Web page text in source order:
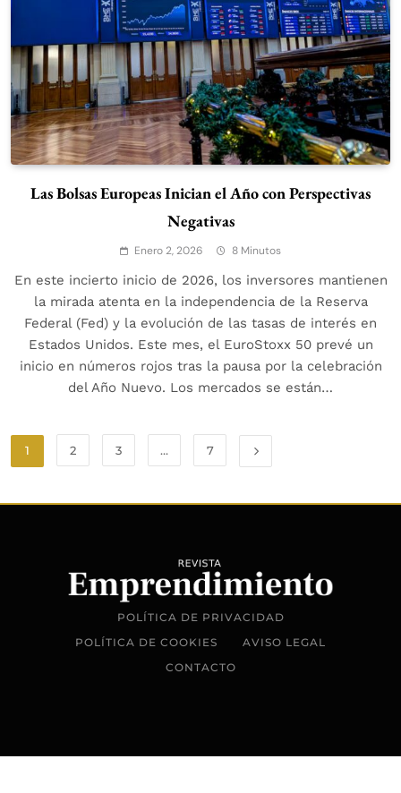
Las Bolsas Europeas Inician el Año con Perspectivas
Negativas
Enero 2, 2026 8 Minutos
En este incierto inicio de 2026, los inversores mantienen
la mirada atenta en la independencia de la Reserva
Federal (Fed) y la evolución de las tasas de interés en
Estados Unidos. Este mes, el EuroStoxx 50 prevé un
inicio en números rojos tras la pausa por la celebración
del Año Nuevo. Los mercados se están…
1 2 3 … 7
POLÍTICA DE PRIVACIDAD
POLÍTICA DE COOKIES
AVISO LEGAL
CONTACTO